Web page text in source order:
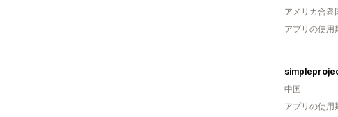
アメリカ合衆
アプリの使用
中国
アプリの使用